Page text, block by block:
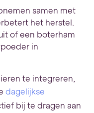
samen met
het herstel.
of een boterham
in
te integreren,
dagelijkse
bij te dragen aan